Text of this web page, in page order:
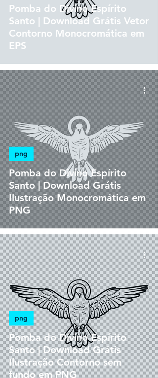
Pomba do Divino Espírito
Santo | Download Grátis Vetor
Contorno Monocromática em
EPS
Pomba do Divino Espírito
Santo | Download Grátis
Ilustração Monocromática em
PNG
png
Pomba do Divino Espírito
Santo | Download Grátis
Ilustração Contorno sem
fundo em PNG
png